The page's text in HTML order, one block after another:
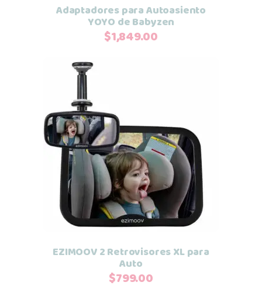
Adaptadores para Autoasiento
YOYO de Babyzen
$1,849.00
Añadir al carrito
EZIMOOV 2 Retrovisores XL para
Auto
$799.00